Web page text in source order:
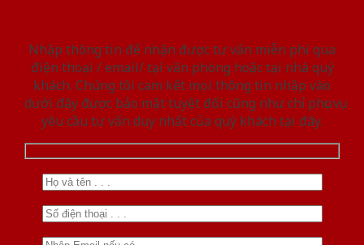
Nhập thông tin để nhận được tư vấn miễn phí qua
điện thoại / email/ tại văn phòng hoặc tại nhà quý
khách. Chúng tôi cam kết mọi thông tin nhập vào
dưới đây được bảo mật tuyệt đối cũng như chỉ phục vụ
yêu cầu tư vấn duy nhất của quý khách tại đây.